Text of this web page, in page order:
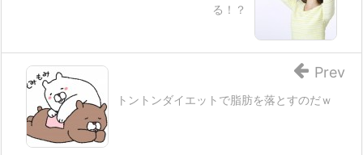
る！？
トントンダイエットで脂肪を落とすのだｗ
Prev